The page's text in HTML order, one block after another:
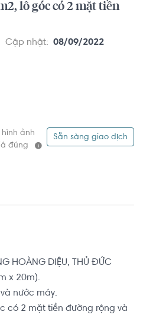
lô góc có 2 mặt tiền
Cập nhật: 08/09/2022
ảnh
đúng
Sẵn sàng giao dịch
HOÀNG DIỆU, THỦ ĐỨC
x 20m).
nước máy.
có 2 mặt tiền đường rộng và